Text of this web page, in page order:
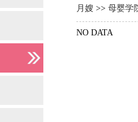
月嫂 >> 母婴学
NO DATA